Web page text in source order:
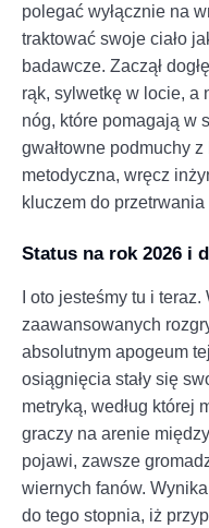
polegać wyłącznie na
traktować swoje ciało
badawcze. Zaczął
rąk, sylwetkę w locie, a
nóg, które pomagają w
gwałtowne podmuchy z
metodyczna, wręcz
kluczem do
Status na rok 2026 i
I oto jesteśmy tu i
zaawansowanych
absolutnym apogeum
osiągnięcia stały się
metryką, według której
graczy na arenie
pojawi, zawsze
wiernych fanów.
do tego stopnia, iż